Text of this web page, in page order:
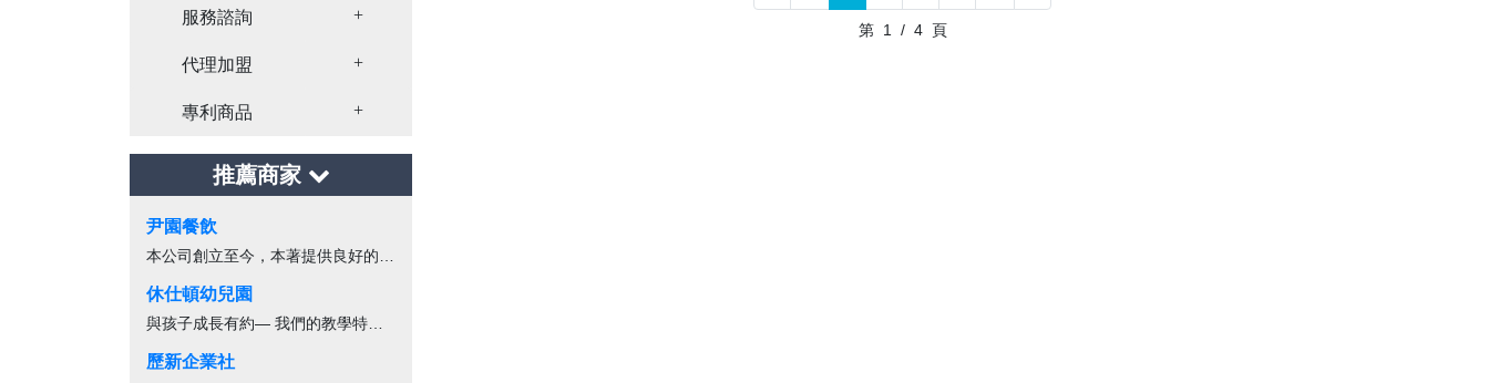
服務諮詢 Toggle Dropdown
代理加盟 Toggle Dropdown
專利商品 Toggle Dropdown
推薦商家
尹園餐飲
本公司創立至今，本著提供良好的品質及...
休仕頓幼兒園
與孩子成長有約— 我們的教學特色 ...
歷新企業社
第 1 / 4 頁